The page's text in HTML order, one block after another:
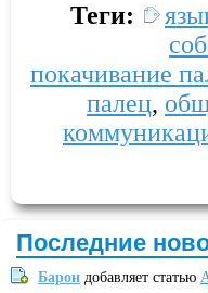
Теги:
покачивание
палец,
Последние
Барон добавляет статью